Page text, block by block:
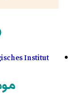
Institut